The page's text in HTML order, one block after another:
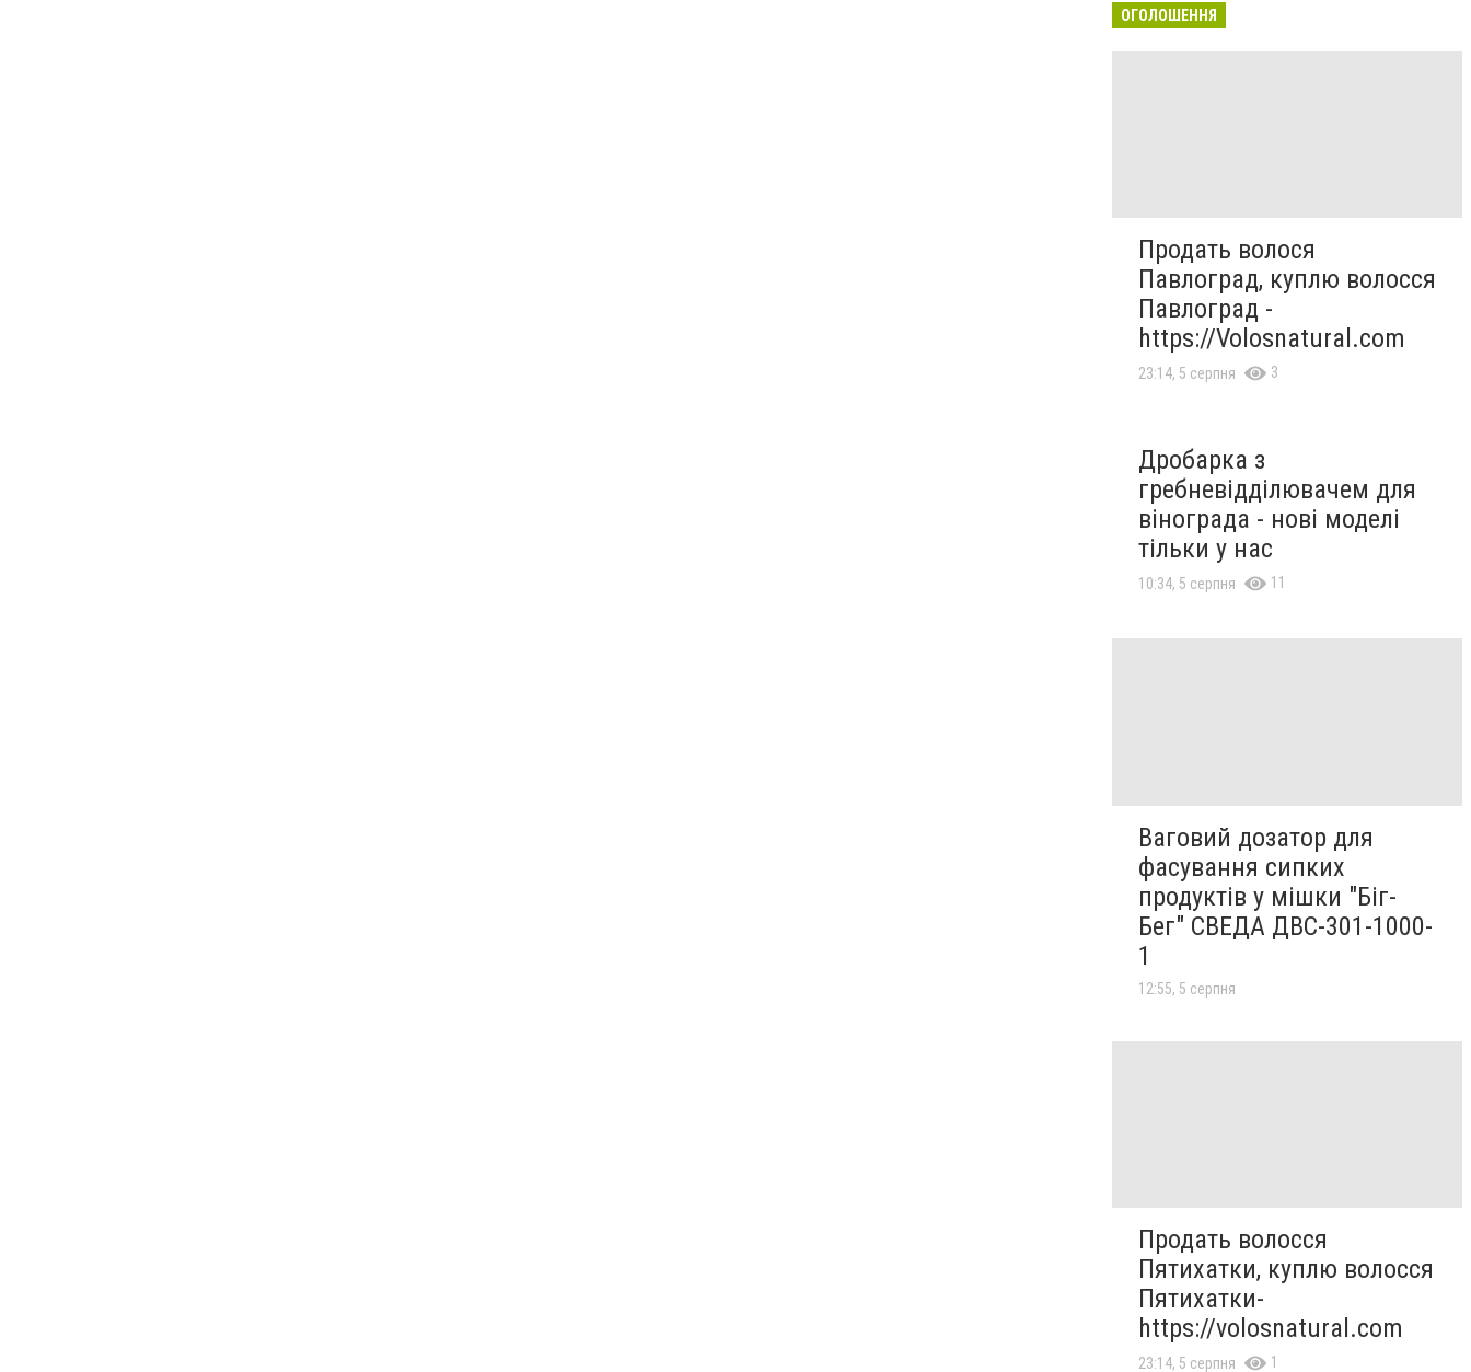
ОГОЛОШЕННЯ
Продать волося
Павлоград, куплю волосся
Павлоград -
https://Volosnatural.com
23:14, 5 серпня 3
Дробарка з
гребневідділювачем для
вінограда - нові моделі
тільки у нас
10:34, 5 серпня 11
Ваговий дозатор для
фасування сипких
продуктів у мішки "Біг-
Бег" СВЕДА ДВС-301-1000-
1
12:55, 5 серпня
Продать волосся
Пятихатки, куплю волосся
Пятихатки-
https://volosnatural.com
23:14, 5 серпня 1